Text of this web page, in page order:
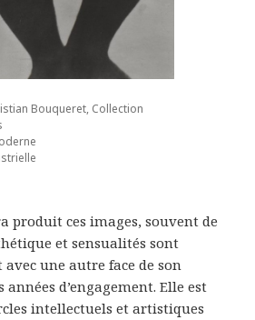
Bouqueret, Collection
produit ces images, souvent de
et sensualités sont
une autre face de son
d’engagement. Elle est
intellectuels et artistiques